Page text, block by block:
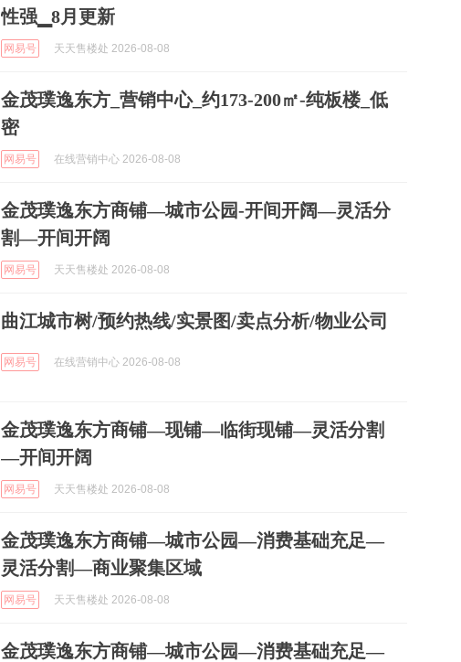
性强▁8月更新
网易号 天天售楼处 2026-08-08
金茂璞逸东方_营销中心_约173-200㎡-纯板楼_低
密
网易号 在线营销中心 2026-08-08
金茂璞逸东方商铺—城市公园-开间开阔—灵活分
割—开间开阔
网易号 天天售楼处 2026-08-08
曲江城市树/预约热线/实景图/卖点分析/物业公司
网易号 在线营销中心 2026-08-08
金茂璞逸东方商铺—现铺—临街现铺—灵活分割
—开间开阔
网易号 天天售楼处 2026-08-08
金茂璞逸东方商铺—城市公园—消费基础充足—
灵活分割—商业聚集区域
网易号 天天售楼处 2026-08-08
金茂璞逸东方商铺—城市公园—消费基础充足—